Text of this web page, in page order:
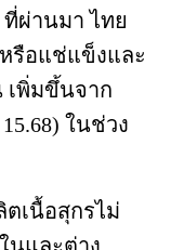
ที่ผ่านมา ไทย
รือแช่แข็งและ
พิ่มขึ้นจาก
ในช่วง
เนื้อสุกรไม่